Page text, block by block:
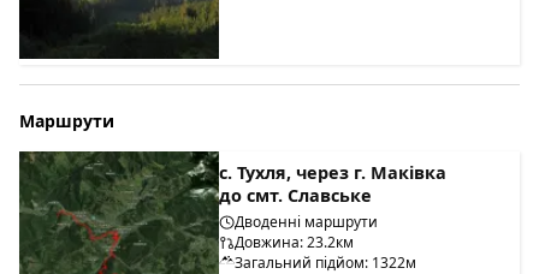
Маршрути
с. Тухля, через г. Маківка
до смт. Славське
Дводенні маршрути
Довжина: 23.2км
Загальний підйом: 1322м